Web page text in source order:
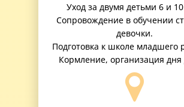
Уход за двумя детьми 6 и
Сопровождение в обучении
девочки.
Подготовка к школе младшего
Кормление, организация дня